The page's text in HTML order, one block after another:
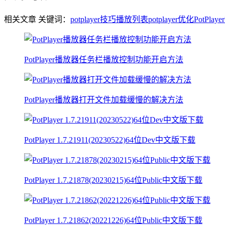
相关文章 关键词： potplayer技巧播放列表potplayer优化
PotPlayer播放器任务栏播放控制功能开启方法
PotPlayer播放器打开文件加载缓慢的解决方法
PotPlayer 1.7.21911(20230522)64位Dev中文版下载
PotPlayer 1.7.21878(20230215)64位Public中文版下载
PotPlayer 1.7.21862(20221226)64位Public中文版下载